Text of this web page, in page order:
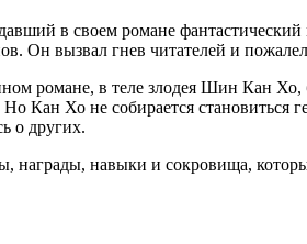
в своем романе
Он вызвал гнев читателей и
романе, в теле злодея Шин Кан
Кан Хо не собирается становиться
о других.
награды, навыки и сокровища,